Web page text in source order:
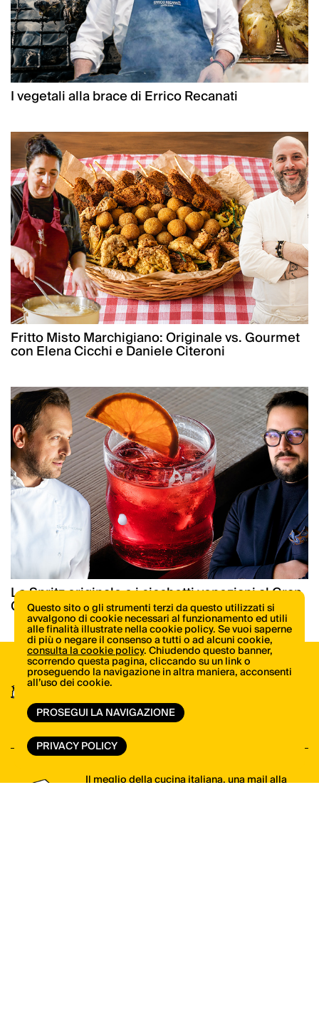
I vegetali alla brace di Errico Recanati
Fritto Misto Marchigiano: Originale vs. Gourmet
con Elena Cicchi e Daniele Citeroni
Lo Spritz originale e i cicchetti veneziani al Gran
Caffè Quadri dal 1778
Scopri tutte le novità di libri e riviste di
ItaliaSquisita
VAI ALLO SHOP
Il meglio della cucina italiana, una mail alla
Questo sito o gli strumenti terzi da questo utilizzati si
avvalgono di cookie necessari al funzionamento ed utili
alle finalità illustrate nella cookie policy. Se vuoi saperne
di più o negare il consenso a tutti o ad alcuni cookie,
consulta la cookie policy. Chiudendo questo banner,
scorrendo questa pagina, cliccando su un link o
proseguendo la navigazione in altra maniera, acconsenti
all’uso dei cookie.
PROSEGUI LA NAVIGAZIONE
PRIVACY POLICY